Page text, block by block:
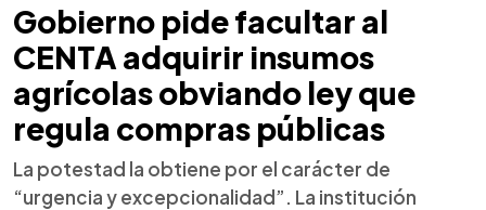
Gobierno pide facultar al
CENTA adquirir insumos
agrícolas obviando ley que
regula compras públicas
La potestad la obtiene por el carácter de
“urgencia y excepcionalidad”. La institución